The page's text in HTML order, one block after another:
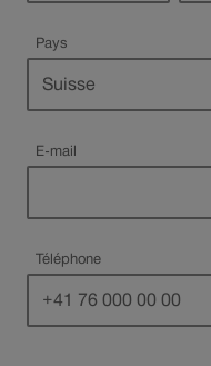
Pays
Champ
obligatoire
E-mailChamp obligatoire
TéléphoneChamp obligatoire